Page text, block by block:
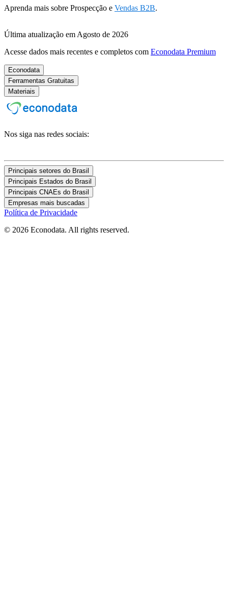
Aprenda mais sobre Prospecção e Vendas B2B.
Última atualização em Agosto de 2026
Acesse dados mais recentes e completos com Econodata Premium
Econodata
Ferramentas Gratuitas
Materiais
Nos siga nas redes sociais:
Principais setores do Brasil
Principais Estados do Brasil
Principais CNAEs do Brasil
Empresas mais buscadas
Política de Privacidade
© 2026 Econodata. All rights reserved.